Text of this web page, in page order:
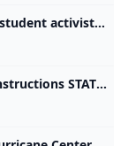
Tropical Update: National Hurricane Center tracking three areas for development wwltv.com More Videos Next up in 5 Example video title will go here for this video Next up in 5 Example video title will go here for this video Next up in 5 Example video title will go here for this video Next up in 5 Example video title will go here for this video WWL Louisiana Chief Meteorologist Chris Franklin with an ‘Eye on the Tropics’ from News at 5PM on Monday, Sept.